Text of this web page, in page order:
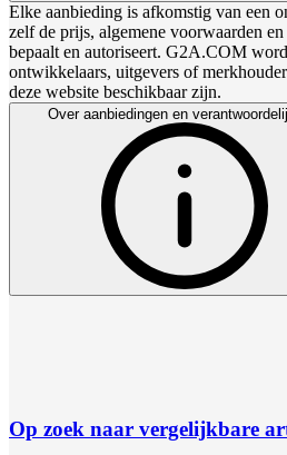
Elke aanbieding is afkomstig van een
zelf de prijs, algemene voorwaarden
bepaalt en autoriseert. G2A.COM
ontwikkelaars, uitgevers of
deze website beschikbaar zijn.
Over aanbiedingen en
Op zoek naar vergelijkbare